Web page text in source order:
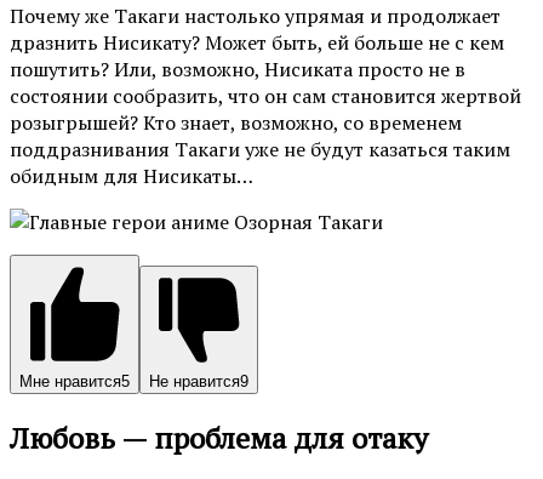
Почему же Такаги настолько упрямая и продолжает
дразнить Нисикату? Может быть, ей больше не с кем
пошутить? Или, возможно, Нисиката просто не в
состоянии сообразить, что он сам становится жертвой
розыгрышей? Кто знает, возможно, со временем
поддразнивания Такаги уже не будут казаться таким
обидным для Нисикаты…
Мне нравится5 Не нравится9
Любовь — проблема для отаку